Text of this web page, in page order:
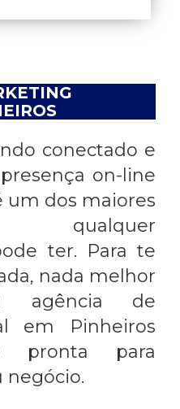
conectado e
on-line
um dos maiores
qualquer
ter. Para te
nada melhor
agência de
em Pinheiros
pronta para
negócio.